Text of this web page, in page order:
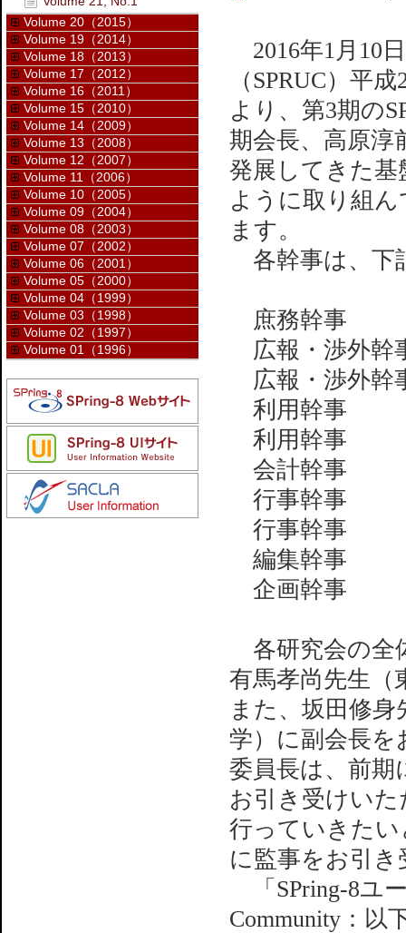
2016年1月10
（SPRUC）平
より、第3期の
期会長、高原淳
発展してきた
ように取り組
ます。
各幹事は、下
庶務幹事
広報・渉外
広報・渉外
利用幹事
利用幹事
会計幹事
行事幹事
行事幹事
編集幹事
企画幹事
各研究会の全
有馬孝尚先生（
また、坂田修
学）に副会長を
委員長は、前期
お引き受けい
行っていきたい
に監事をお引
「SPring-8ユ
Community：以
Volume 20（2015）
Volume 19（2014）
Volume 18（2013）
Volume 17（2012）
Volume 16（2011）
Volume 15（2010）
Volume 14（2009）
Volume 13（2008）
Volume 12（2007）
Volume 11（2006）
Volume 10（2005）
Volume 09（2004）
Volume 08（2003）
Volume 07（2002）
Volume 06（2001）
Volume 05（2000）
Volume 04（1999）
Volume 03（1998）
Volume 02（1997）
Volume 01（1996）